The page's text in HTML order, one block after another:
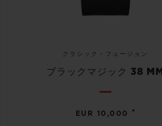
クラシック・フュージョン
ブラックマジック 38 MM
EUR 10,000 •